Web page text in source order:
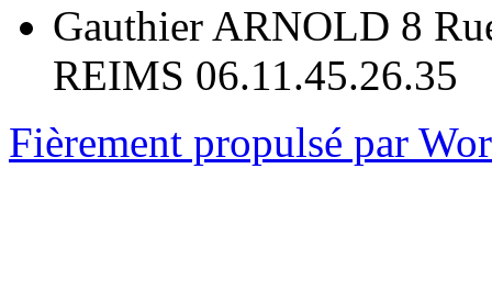
Gauthier ARNOLD 8
REIMS 06.11.45.26.35
Fièrement propulsé par